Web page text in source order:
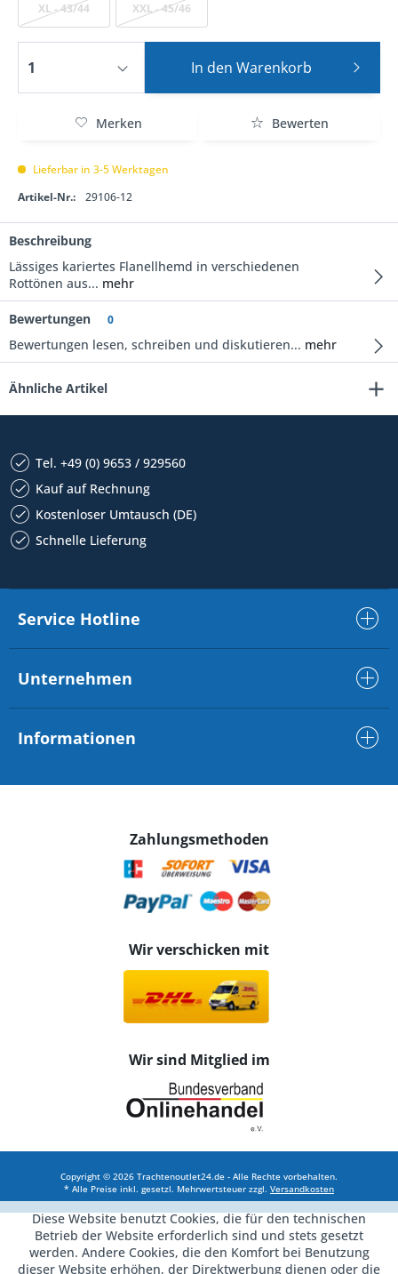
XL - 43/44 XXL - 45/46
In den Warenkorb
Merken Bewerten
Lieferbar in 3-5 Werktagen
Artikel-Nr.:
29106-12
Beschreibung
Lässiges kariertes Flanellhemd in verschiedenen
Rottönen aus... mehr
Bewertungen 0
Bewertungen lesen, schreiben und diskutieren... mehr
Ähnliche Artikel
Tel. +49 (0) 9653 / 929560
Kauf auf Rechnung
Kostenloser Umtausch (DE)
Schnelle Lieferung
Service Hotline
Unternehmen
Informationen
Zahlungsmethoden
Wir verschicken mit
Wir sind Mitglied im
Copyright © 2026 Trachtenoutlet24.de - Alle Rechte vorbehalten.
* Alle Preise inkl. gesetzl. Mehrwertsteuer zzgl. Versandkosten
Diese Website benutzt Cookies, die für den technischen
Betrieb der Website erforderlich sind und stets gesetzt
werden. Andere Cookies, die den Komfort bei Benutzung
dieser Website erhöhen, der Direktwerbung dienen oder die